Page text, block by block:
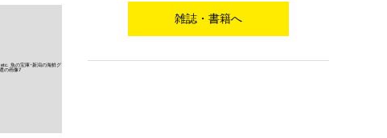
雑誌・書籍へ